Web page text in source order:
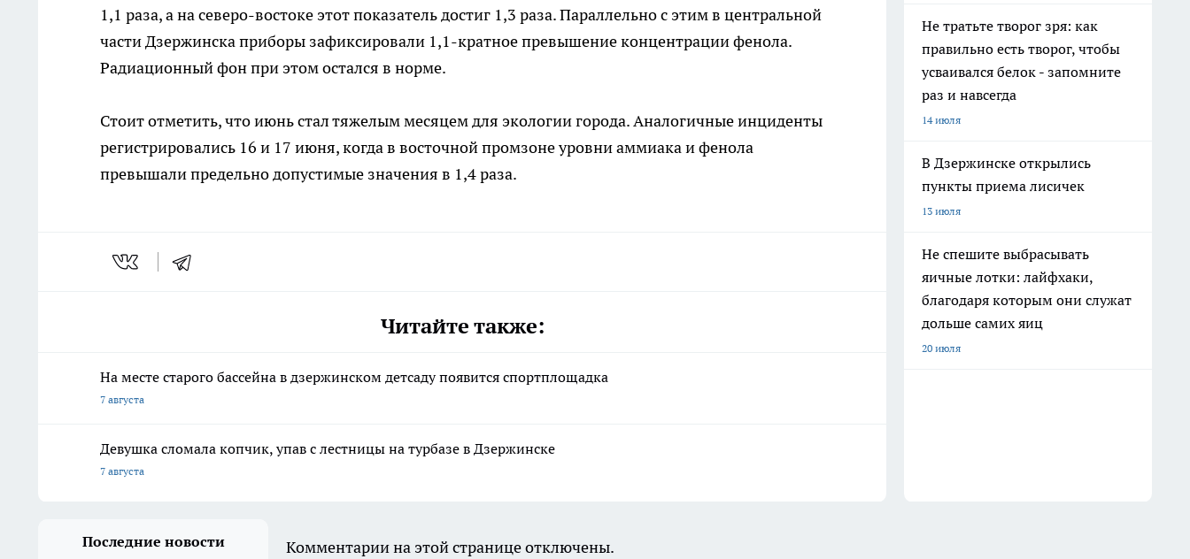
1,1 раза, а на северо-востоке этот показатель достиг 1,3 раза. Параллельно с этим в центральной
части Дзержинска приборы зафиксировали 1,1-кратное превышение концентрации фенола.
Радиационный фон при этом остался в норме.
Стоит отметить, что июнь стал тяжелым месяцем для экологии города. Аналогичные инциденты
регистрировались 16 и 17 июня, когда в восточной промзоне уровни аммиака и фенола
превышали предельно допустимые значения в 1,4 раза.
Читайте также:
На месте старого бассейна в дзержинском детсаду появится спортплощадка
7 августа
Девушка сломала копчик, упав с лестницы на турбазе в Дзержинске
7 августа
Не тратьте творог зря: как
правильно есть творог, чтобы
усваивался белок - запомните
раз и навсегда
14 июля
В Дзержинске открылись
пункты приема лисичек
13 июля
Не спешите выбрасывать
яичные лотки: лайфхаки,
благодаря которым они служат
дольше самих яиц
20 июля
Последние новости Комментарии на этой странице отключены.